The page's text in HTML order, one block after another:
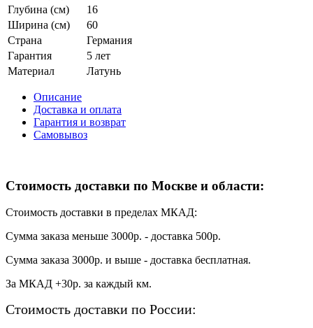
Глубина (см)
16
Ширина (см)
60
Страна
Германия
Гарантия
5 лет
Материал
Латунь
Описание
Доставка и оплата
Гарантия и возврат
Самовывоз
Стоимость доставки по Москве и области:
Стоимость доставки в пределах МКАД:
Сумма заказа меньше 3000р. - доставка 500р.
Сумма заказа 3000р. и выше - доставка бесплатная.
За МКАД +30р. за каждый км.
Стоимость доставки по России: